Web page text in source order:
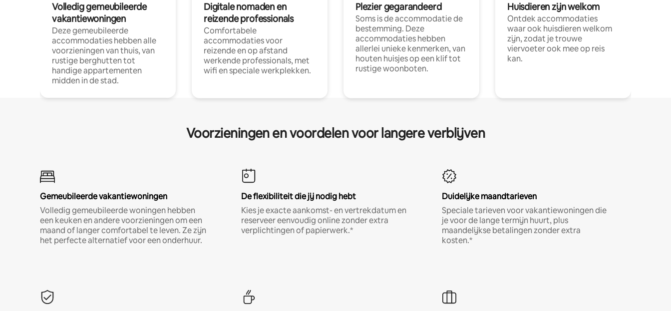
Volledig gemeubileerde
vakantiewoningen
Deze gemeubileerde
accommodaties hebben alle
voorzieningen van thuis, van
rustige berghutten tot
handige appartementen
midden in de stad.
Digitale nomaden en
reizende professionals
Comfortabele
accommodaties voor
reizende en op afstand
werkende professionals, met
wifi en speciale werkplekken.
Plezier gegarandeerd
Soms is de accommodatie de
bestemming. Deze
accommodaties hebben
allerlei unieke kenmerken, van
houten huisjes op een klif tot
rustige woonboten.
Huisdieren zijn welkom
Ontdek accommodaties
waar ook huisdieren welkom
zijn, zodat je trouwe
viervoeter ook mee op reis
kan.
Voorzieningen en voordelen voor langere verblijven
Gemeubileerde vakantiewoningen
Volledig gemeubileerde woningen hebben
een keuken en andere voorzieningen om een
maand of langer comfortabel te leven. Ze zijn
het perfecte alternatief voor een onderhuur.
De flexibiliteit die jij nodig hebt
Kies je exacte aankomst- en vertrekdatum en
reserveer eenvoudig online zonder extra
verplichtingen of papierwerk.*
Duidelijke maandtarieven
Speciale tarieven voor vakantiewoningen die
je voor de lange termijn huurt, plus
maandelijkse betalingen zonder extra
kosten.*